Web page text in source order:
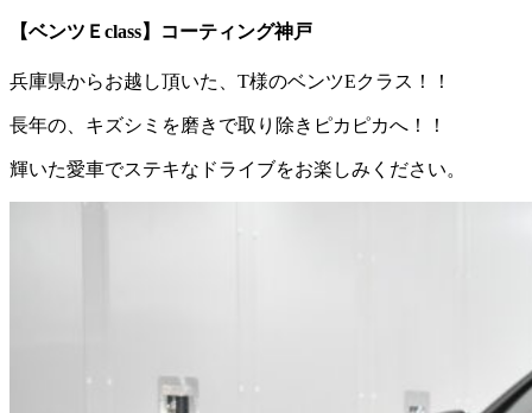
【ベンツＥclass】コーティング神戸
兵庫県からお越し頂いた、T様のベンツEクラス！！
長年の、キズシミを磨きで取り除きピカピカへ！！
輝いた愛車でステキなドライブをお楽しみください。